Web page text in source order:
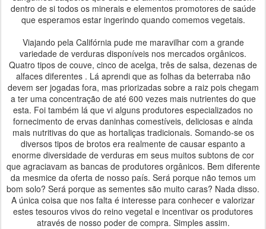
dentro de si todos os minerais e elementos promotores de saúde
que esperamos estar ingerindo quando comemos vegetais.
Viajando pela Califórnia pude me maravilhar com a grande
variedade de verduras disponíveis nos mercados orgânicos.
Quatro tipos de couve, cinco de acelga, três de salsa, dezenas de
alfaces diferentes . Lá aprendi que as folhas da beterraba não
devem ser jogadas fora, mas priorizadas sobre a raiz pois chegam
a ter uma concentração de até 600 vezes mais nutrientes do que
esta. Foi também lá que vi alguns produtores especializados no
fornecimento de ervas daninhas comestíveis, deliciosas e ainda
mais nutritivas do que as hortaliças tradicionais. Somando-se os
diversos tipos de brotos era realmente de causar espanto a
enorme diversidade de verduras em seus muitos subtons de cor
que agraciavam as bancas de produtores orgânicos. Bem diferente
da mesmice da oferta de nosso país. Será porque não temos um
bom solo? Será porque as sementes são muito caras? Nada disso.
A única coisa que nos falta é interesse para conhecer e valorizar
estes tesouros vivos do reino vegetal e incentivar os produtores
através de nosso poder de compra. Simples assim.